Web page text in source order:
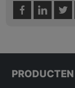
PRODUCTEN